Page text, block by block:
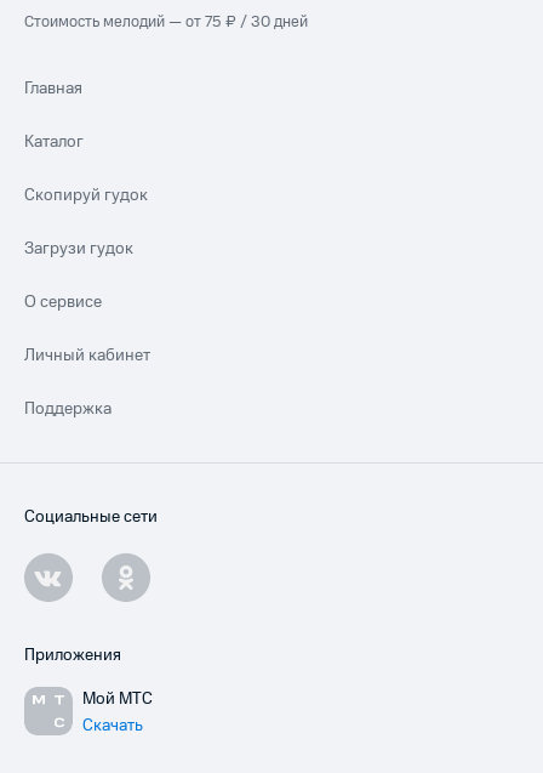
Стоимость мелодий — от 75 ₽ / 30 дней
Главная
Каталог
Скопируй гудок
Загрузи гудок
О сервисе
Личный кабинет
Поддержка
Социальные сети
Приложения
Мой МТС
Скачать